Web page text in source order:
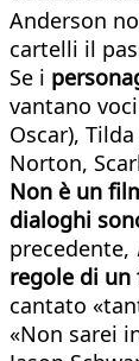
Anderson
cartelli il
Se i
vantano
Oscar),
Norton,
Non è un
dialoghi
precedente,
regole di
cantato
«Non sarei